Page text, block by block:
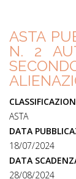
ASTA
N. 2
ASTA
DATA
18/07/2024
DATA
28/08/2024